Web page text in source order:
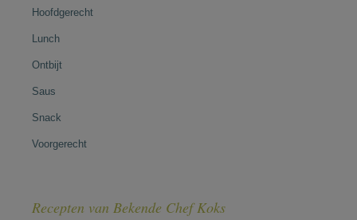
Hoofdgerecht
Lunch
Ontbijt
Saus
Snack
Voorgerecht
Recepten van Bekende Chef Koks